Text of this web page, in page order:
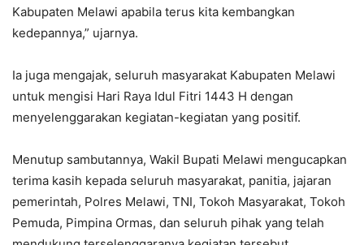
Kabupaten Melawi apabila terus kita kembangkan
kedepannya,” ujarnya.
Ia juga mengajak, seluruh masyarakat Kabupaten Melawi
untuk mengisi Hari Raya Idul Fitri 1443 H dengan
menyelenggarakan kegiatan-kegiatan yang positif.
Menutup sambutannya, Wakil Bupati Melawi mengucapkan
terima kasih kepada seluruh masyarakat, panitia, jajaran
pemerintah, Polres Melawi, TNI, Tokoh Masyarakat, Tokoh
Pemuda, Pimpina Ormas, dan seluruh pihak yang telah